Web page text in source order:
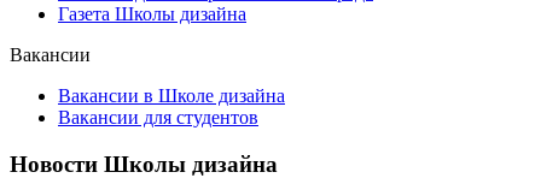
Газета Школы дизайна
Вакансии
Вакансии в Школе дизайна
Вакансии для студентов
Новости Школы дизайна